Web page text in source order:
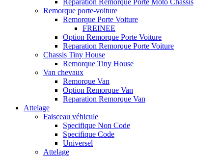
Reparation Remorque Porte Moto Chassis
Remorque porte-voiture
Remorque Porte Voiture
FREINEE
Option Remorque Porte Voiture
Reparation Remorque Porte Voiture
Chassis Tiny House
Remorque Tiny House
Van chevaux
Remorque Van
Option Remorque Van
Reparation Remorque Van
Attelage
Faisceau véhicule
Specifique Non Code
Specifique Code
Universel
Attelage